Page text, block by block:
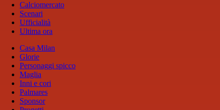
Calciomercato
Scenari
Ufficialità
Ultima ora
Casa Milan
Glorie
Personaggi spicco
Maglia
Inni e cori
Palmares
Sponsor